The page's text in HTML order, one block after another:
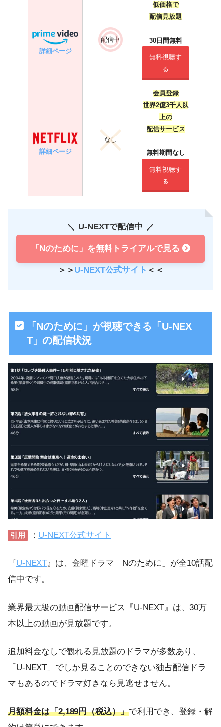
詳細ページ
配信中
低価格で
配信見放題
30日間無料
無料視聴す
る
詳細ページ
なし
会員登録
世界2億3千人以
上の
配信サービス
無料期間なし
無料視聴す
る
U-NEXTで配信中
「Nのために」を無料トライアルで見る
＞＞ U-NEXT公式サイト ＜＜
「Nのために」が視聴できる「U-NEX
T」の配信状況
引用 ： U-NEXT公式サイト
『U-NEXT』は、金曜ドラマ「Nのために」が全10話配
信中です。
業界最大級の動画配信サービス『U-NEXT』は、30万
本以上の動画が見放題です。
追加料金なしで観れる見放題のドラマが多数あり、
「U-NEXT」でしか見ることのできない独占配信ドラ
マもあるのでドラマ好きなら見逃せません。
月額料金は「2,189円（税込）」で利用でき、登録・解